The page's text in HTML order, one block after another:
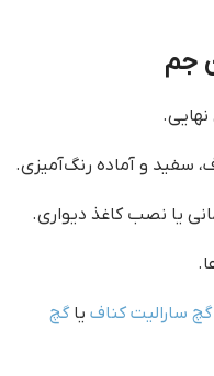
جم
نهایی.
سفید و آماده رنگ‌آمیزی.
یا نصب کاغذ دیواری.
گچ سارالیت کناف یاگچ